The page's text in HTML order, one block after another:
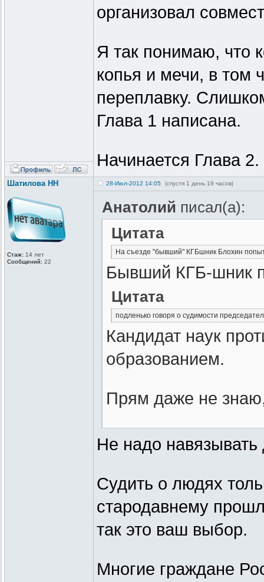
организовал
Я так понимаю, что
копья и мечи, в том
переплавку.
Глава 1 написана.
Начинается Глава 2.
Шатилова НН
Стаж: 14 лет
Сообщений: 22
28-Июл-2012 14:05 (спустя 1 день 19 часов)
Анатолий писал(а):
Цитата
На съезде "бывший" КГБшник Блохин
Бывший КГБ-шник
Цитата
подленько говоря о судимости
Кандидат наук
образованием.
Прям даже не
А ведь игра
Почему ты
образования
только из поста
Не надо
Судить о людях
стародавнему
так это ваш выбор.
Многие граждане